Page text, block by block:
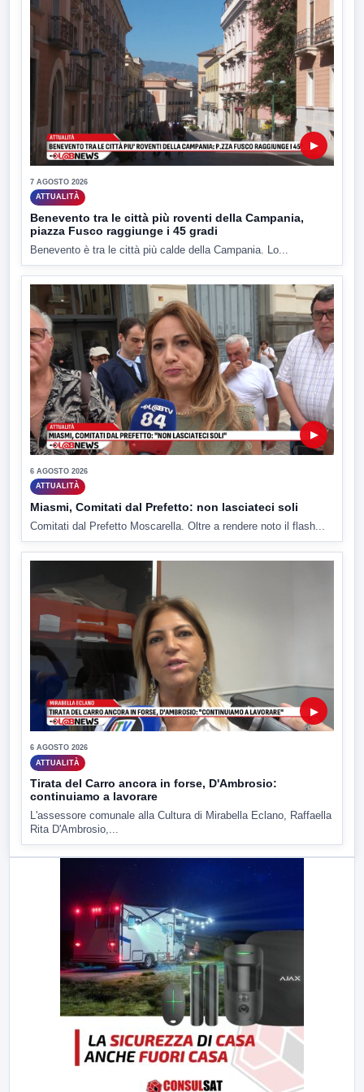
▶
7 AGOSTO 2026
ATTUALITÀ
Benevento tra le città più roventi della Campania,
piazza Fusco raggiunge i 45 gradi
Benevento è tra le città più calde della Campania. Lo...
▶
6 AGOSTO 2026
ATTUALITÀ
Miasmi, Comitati dal Prefetto: non lasciateci soli
Comitati dal Prefetto Moscarella. Oltre a rendere noto il flash...
▶
6 AGOSTO 2026
ATTUALITÀ
Tirata del Carro ancora in forse, D'Ambrosio:
continuiamo a lavorare
L'assessore comunale alla Cultura di Mirabella Eclano, Raffaella
Rita D'Ambrosio,...